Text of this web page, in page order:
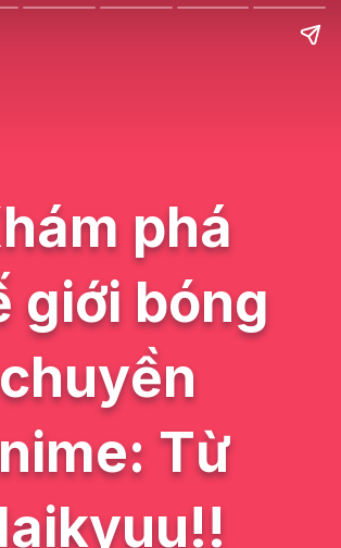
phá
giới bóng
chuyền
Từ